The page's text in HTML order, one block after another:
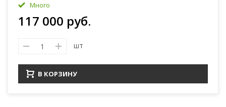
Много
117 000 руб.
шт
В КОРЗИНУ